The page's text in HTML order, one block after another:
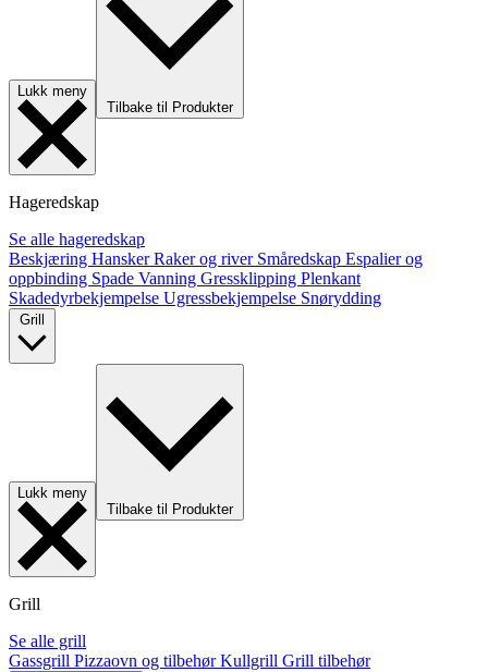
Lukk meny
Tilbake til Produkter
Hageredskap
Se alle hageredskap
Beskjæring HanskerRaker og river Småredskap Espalier og
oppbinding Spade Vanning Gressklipping Plenkant
Skadedyrbekjempelse Ugressbekjempelse Snørydding
Lukk meny
Tilbake til Produkter
Grill
Se alle grill
Gassgrill Pizzaovn og tilbehørKullgrill Grill tilbehør